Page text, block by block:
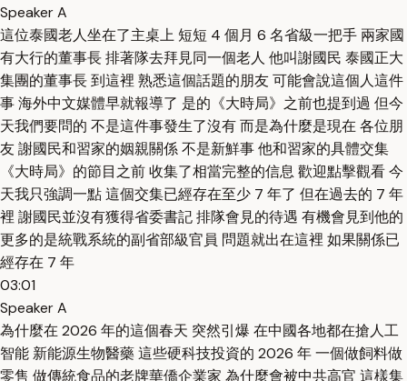
Speaker A
這位泰國老人坐在了主桌上 短短 4 個月 6 名省級一把手 兩家國
有大行的董事長 排著隊去拜見同一個老人 他叫謝國民 泰國正大
集團的董事長 到這裡 熟悉這個話題的朋友 可能會說這個人這件
事 海外中文媒體早就報導了 是的《大時局》之前也提到過 但今
天我們要問的 不是這件事發生了沒有 而是為什麼是現在 各位朋
友 謝國民和習家的姻親關係 不是新鮮事 他和習家的具體交集
《大時局》的節目之前 收集了相當完整的信息 歡迎點擊觀看 今
天我只強調一點 這個交集已經存在至少 7 年了 但在過去的 7 年
裡 謝國民並沒有獲得省委書記 排隊會見的待遇 有機會見到他的
更多的是統戰系統的副省部級官員 問題就出在這裡 如果關係已
經存在 7 年
03:01
Speaker A
為什麼在 2026 年的這個春天 突然引爆 在中國各地都在搶人工
智能 新能源生物醫藥 這些硬科技投資的 2026 年 一個做飼料做
零售 做傳統食品的老牌華僑企業家 為什麼會被中共高官 這樣集